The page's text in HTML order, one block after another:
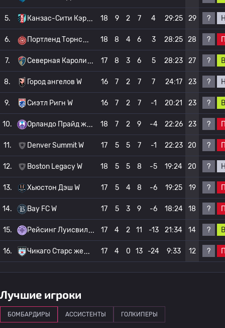
5. Канзас-Сити Кэр 18 9 2 7 4 29:25 29 ?
6. Портленд Торнс 18 8 4 6 3 28:25 28 ?
7. Северная Кароли 17 8 3 6 5 28:23 27 ? В
8. Город ангелов W 16 7 2 7 7 24:17 23 ?
9. Сиэтл Ригн W 16 7 2 7 -1 20:21 23 ? В
10. Орландо Прайд ж 18 7 2 9 -4 22:26 23 ?
11. Denver Summit W 17 5 5 7 -1 22:23 20 ?
12. Boston Legacy W 18 5 5 8 -5 19:24 20 ?
13. Хьюстон Дэш W 17 5 4 8 -6 19:25 19 ?
14. Bay FC W 17 5 3 9 -6 18:24 18 ?
15. Рейсинг Луисвил 17 4 2 11 -13 21:34 14 ? В
16. Чикаго Старс же 17 4 0 13 -24 9:33 12 ?
Лучшие игроки
БОМБАРДИРЫ АССИСТЕНТЫ ГОЛКИПЕРЫ